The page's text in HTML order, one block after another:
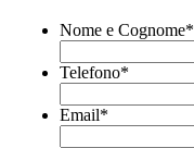
Nome e Cognome*
Telefono*
Email*